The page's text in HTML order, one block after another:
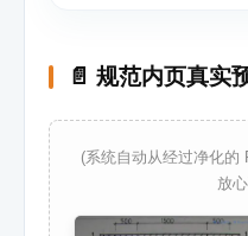
📄 规范内页真实
(系统自动从经过净化的
放